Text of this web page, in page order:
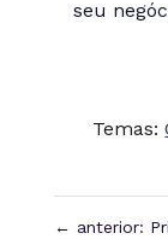
seu
Temas:
← anterior: